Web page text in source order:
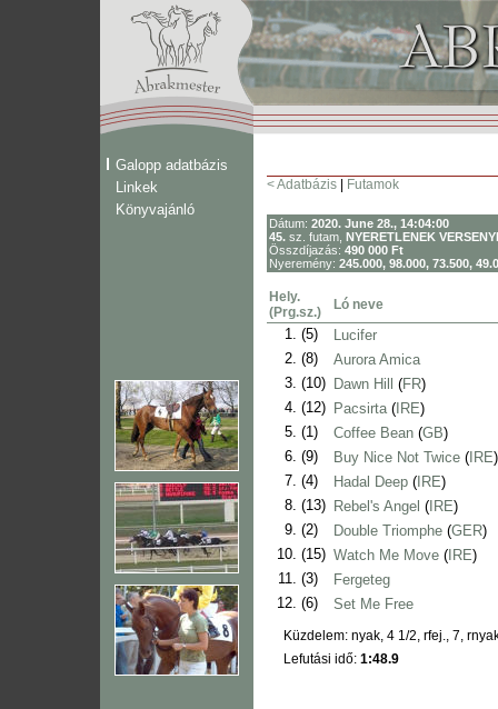
Galopp adatbázis
Linkek
Könyvajánló
< Adatbázis Futamok
Dátum: 2020. June 28., 14:04:00
45. sz. futam, NYERETLENEK
Összdíjazás: 490 000 Ft
Nyeremény: 245.000, 98.000, 73.500,
Hely.
(Prg.sz.)
Ló neve
1. (5)
Lucifer
2. (8)
Aurora Amica
3. (10) Dawn Hill (FR)
4. (12) Pacsirta( IRE)
5. (1) Coffee Bean (GB)
6. (9) Buy Nice Not Twice ( IRE)
7. (4) Hadal Deep ( IRE)
8. (13) Rebel's Angel ( IRE)
9. (2) Double Triomphe (GER)
10. (15) Watch Me Move ( IRE)
11. (3)
Fergeteg
12. (6) Set Me Free
Küzdelem: nyak, 4 1/2, rfej., 7,
Lefutási idő: 1:48.9